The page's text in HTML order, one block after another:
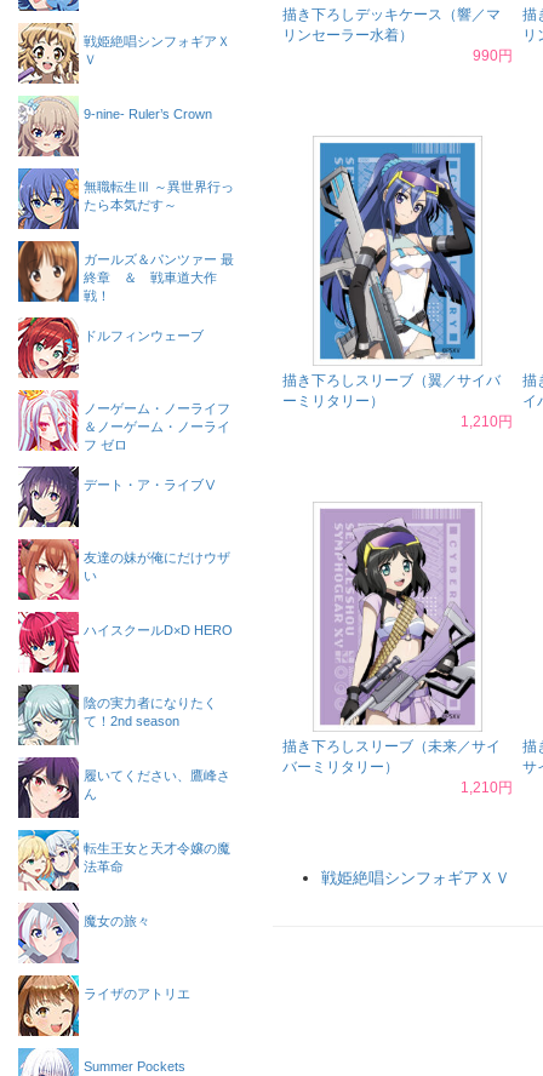
描き下ろしデッキケース（響／マ
リンセーラー水着）
990円
描
リ
描き下ろしスリーブ（翼／サイバ
ーミリタリー）
1,210円
描
イ
描き下ろしスリーブ（未来／サイ
バーミリタリー）
1,210円
描
サ
戦姫絶唱シンフォギアＸＶ
戦姫絶唱シンフォギアＸ
Ｖ
9-nine- Ruler’s Crown
無職転生Ⅲ ～異世界行っ
たら本気だす～
ガールズ＆パンツァー 最
終章 ＆ 戦車道大作
戦！
ドルフィンウェーブ
ノーゲーム・ノーライフ
＆ノーゲーム・ノーライ
フ ゼロ
デート・ア・ライブⅤ
友達の妹が俺にだけウザ
い
ハイスクールD×D HERO
陰の実力者になりたく
て！2nd season
履いてください、鷹峰さ
ん
転生王女と天才令嬢の魔
法革命
魔女の旅々
ライザのアトリエ
Summer Pockets